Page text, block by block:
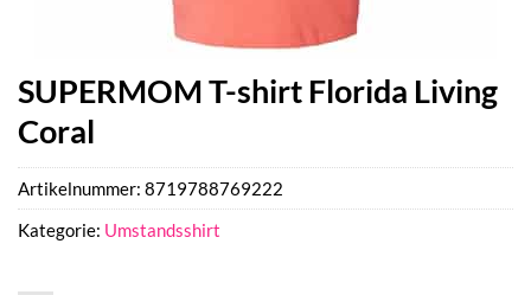
SUPERMOM T-shirt Florida Living
Coral
Artikelnummer: 8719788769222
Kategorie: Umstandsshirt